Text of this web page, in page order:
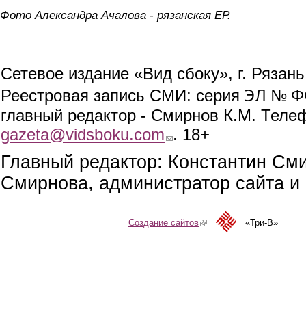
Фото Александра Ачалова - рязанская ЕР.
Сетевое издание «Вид сбоку», г.
Реестровая запись СМИ: серия ЭЛ №
главный редактор - Смирнов К.М.
gazeta@vidsboku.com (link sends e-mail)
. 18+
Главный редактор: Константин
Смирнова, администратор сайта
Создание сайтов(link is external)«Три-В»